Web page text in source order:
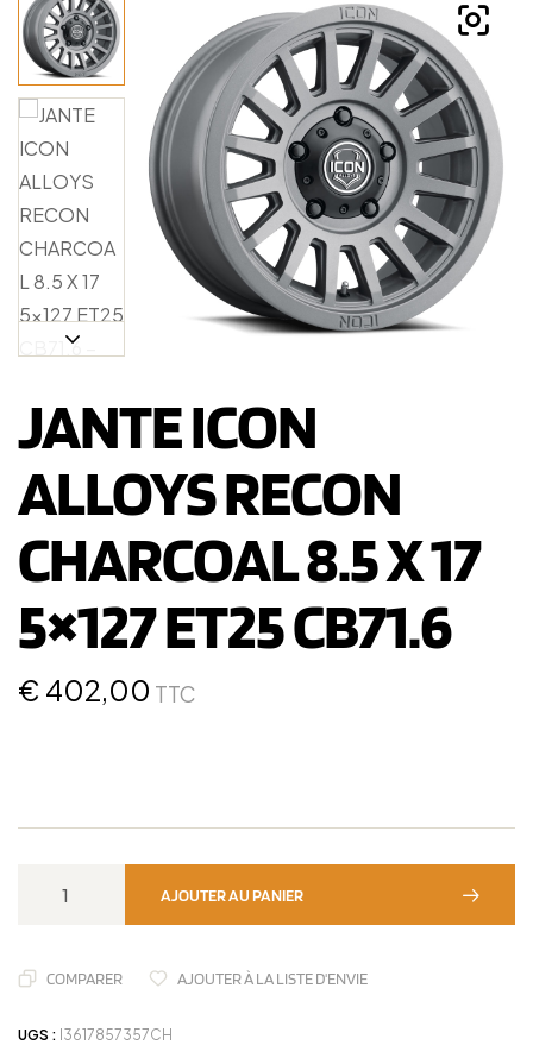
JANTE ICON
ALLOYS RECON
CHARCOAL 8.5 X 17
5×127 ET25 CB71.6
€ 402,00 TTC
AJOUTER AU PANIER
COMPARER AJOUTER À LA LISTE D'ENVIE
UGS : I3617857357CH